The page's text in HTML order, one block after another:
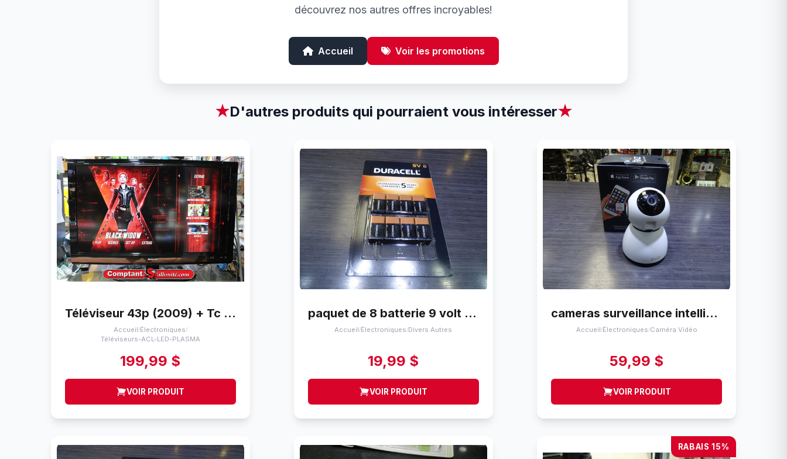
découvrez nos autres offres incroyables!
Accueil Voir les promotions
★D'autres produits qui pourraient vous intéresser★
Téléviseur 43p (2009) + Tc Sharp Aquos lc-40e67un
Accueil/Électroniques/
Téléviseurs-ACL-LED-PLASMA
199,99 $
VOIR PRODUIT
paquet de 8 batterie 9 volt duracell mars 2027
Accueil/Électroniques/Divers Autres
19,99 $
VOIR PRODUIT
cameras surveillance intelligentes Bazz Wfcan360
Accueil/Électroniques/Caméra Vidéo
59,99 $
VOIR PRODUIT
RABAIS 15%